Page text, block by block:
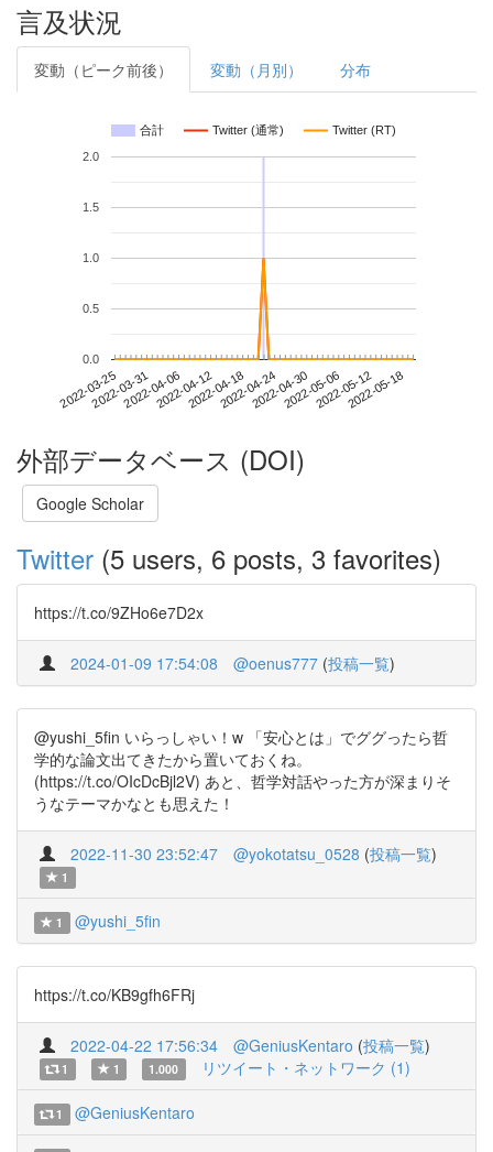
言及状況
変動（ピーク前後） 変動（月別） 分布
合計 Twitter (通常) Twitter (RT)
2022-03-252022-03-312022-04-062022-04-122022-04-182022-04-242022-04-302022-05-062022-05-122022-05-18
0.0
0.5
1.0
1.5
2.0
外部データベース (DOI)
Google Scholar
Twitter (5 users, 6 posts, 3 favorites)
https://t.co/9ZHo6e7D2x
2024-01-09 17:54:08 @oenus777 (投稿一覧)
@yushi_5fin いらっしゃい！w 「安心とは」でググったら哲
学的な論文出てきたから置いておくね。
(https://t.co/OIcDcBjl2V) あと、哲学対話やった方が深まりそ
うなテーマかなとも思えた！
2022-11-30 23:52:47 @yokotatsu_0528 (投稿一覧)
1
1 @yushi_5fin
https://t.co/KB9gfh6FRj
2022-04-22 17:56:34 @GeniusKentaro (投稿一覧)
1 1 1.000 リツイート・ネットワーク (1)
1 @GeniusKentaro